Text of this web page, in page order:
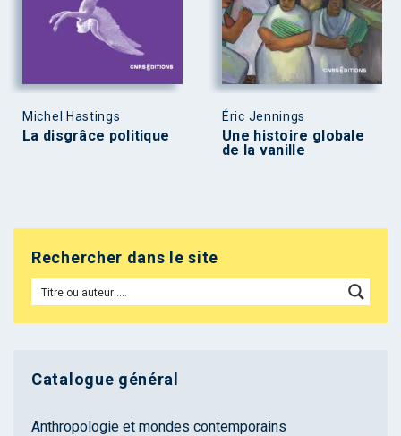
Michel Hastings
La disgrâce politique
Éric Jennings
Une histoire globale
de la vanille
Rechercher dans le site
Catalogue général
Anthropologie et mondes contemporains